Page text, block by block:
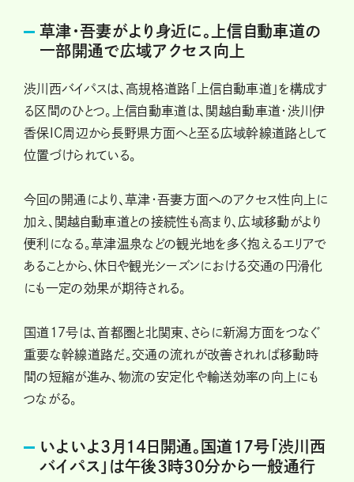
草津・吾妻がより身近に。上信自動車道の
一部開通で広域アクセス向上
渋川西バイパスは、高規格道路「上信自動車道」を構成す
る区間のひとつ。上信自動車道は、関越自動車道・渋川伊
香保IC周辺から長野県方面へと至る広域幹線道路として
位置づけられている。
今回の開通により、草津・吾妻方面へのアクセス性向上に
加え、関越自動車道との接続性も高まり、広域移動がより
便利になる。草津温泉などの観光地を多く抱えるエリアで
あることから、休日や観光シーズンにおける交通の円滑化
にも一定の効果が期待される。
国道17号は、首都圏と北関東、さらに新潟方面をつなぐ
重要な幹線道路だ。交通の流れが改善されれば移動時
間の短縮が進み、物流の安定化や輸送効率の向上にも
つながる。
いよいよ3月14日開通。国道17号「渋川西
バイパス」は午後3時30分から一般通行